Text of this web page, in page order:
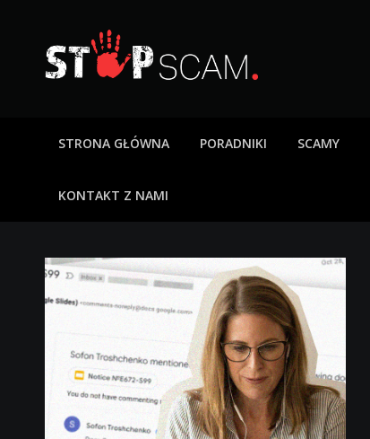
content
STRONA GŁÓWNA PORADNIKI SCAMY
KONTAKT Z NAMI